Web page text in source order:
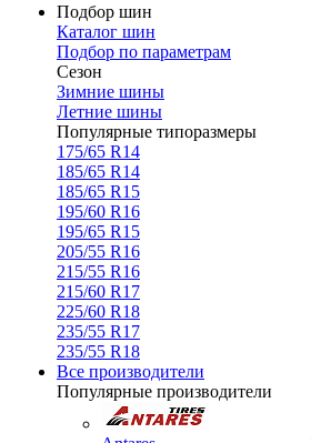
Подбор шин
Каталог шин
Подбор по параметрам
Сезон
Зимние шины
Летние шины
Популярные типоразмеры
175/65 R14
185/65 R14
185/65 R15
195/60 R16
195/65 R15
205/55 R16
215/55 R16
215/60 R17
225/60 R18
235/55 R17
235/55 R18
Все производители
Популярные производители